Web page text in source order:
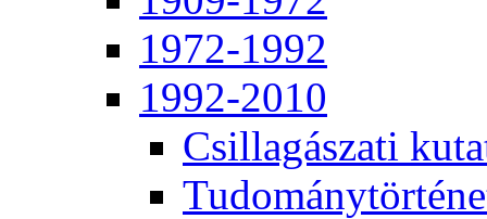
1972-1992
1992-2010
Csil­la­gá­sza­ti